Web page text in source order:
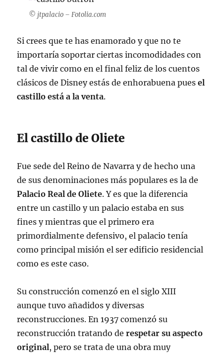
© jtpalacio – Fotolia.com
Si crees que te has enamorado y que no te
importaría soportar ciertas incomodidades con
tal de vivir como en el final feliz de los cuentos
clásicos de Disney estás de enhorabuena puesel
castillo está a la venta.
El castillo de Oliete
Fue sede del Reino de Navarra y de hecho una
de sus denominaciones más populares es la de
Palacio Real de Oliete. Y es que la diferencia
entre un castillo y un palacio estaba en sus
fines y mientras que el primero era
primordialmente defensivo, el palacio tenía
como principal misión el ser edificio residencial
como es este caso.
Su construcción comenzó en el siglo XIII
aunque tuvo añadidos y diversas
reconstrucciones. En 1937 comenzó su
reconstrucción tratando derespetar su aspecto
original, pero se trata de una obra muy